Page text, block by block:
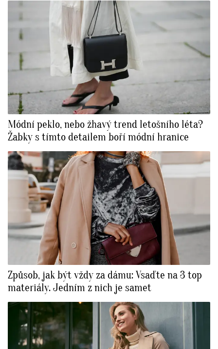
Módní peklo, nebo žhavý trend letošního léta?
Žabky s tímto detailem boří módní hranice
Způsob, jak být vždy za dámu: Vsaďte na 3 top
materiály. Jedním z nich je samet